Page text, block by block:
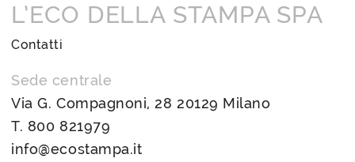
L’ECO DELLA STAMPA SPA
Contatti
Sede centrale
Via G. Compagnoni, 28 20129 Milano
T. 800 821979
info@ecostampa.it